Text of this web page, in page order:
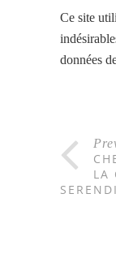
Ce site
données
LA